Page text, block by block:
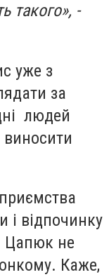
такого», -
уже з
за
людей
виносити
і відпочинку
Цапюк не
Каже,